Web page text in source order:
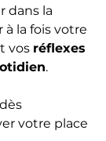
dans la
la fois votre
vos réflexes
.
votre place